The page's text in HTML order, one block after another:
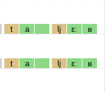
t a lj ɛː ʁ
t a lj ɛː ʁ